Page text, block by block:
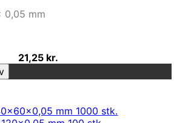
0,05 mm
21,25 kr.